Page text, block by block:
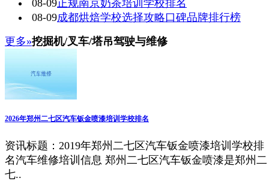
08-09正规南京奶茶培训学校排名
08-09成都烘焙学校选择攻略口碑品牌排行榜
更多»挖掘机/叉车/塔吊驾驶与维修
2026年郑州二七区汽车钣金喷漆培训学校排名
资讯标题：2019年郑州二七区汽车钣金喷漆培训学校排
名汽车维修培训信息 郑州二七区汽车钣金喷漆是郑州二
七..